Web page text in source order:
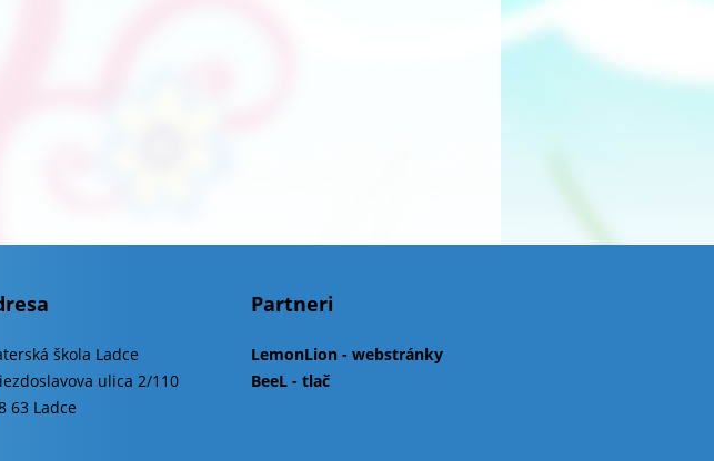
škola Ladce
ulica 2/110
63 Ladce
Partneri
LemonLion - webstránky
BeeL - tlač